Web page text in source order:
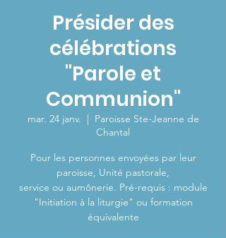
Présider des
célébrations
"Parole et
Communion"
mar. 24 janv.
  |
Paroisse Ste-Jeanne de
Chantal
Pour les personnes envoyées par leur
paroisse, Unité pastorale,
service ou aumônerie. Pré-requis : module
"Initiation à la liturgie" ou formation